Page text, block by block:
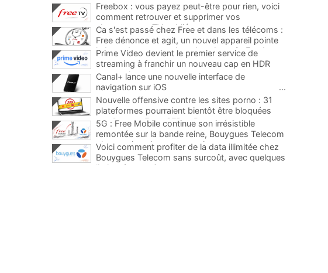
Freebox : vous payez peut-être pour rien, voici
comment retrouver et supprimer vos
abonnements TV oubliés
...
Ca s'est passé chez Free et dans les télécoms :
Free dénonce et agit, un nouvel appareil pointe
le bout de son nez chez des abonnés Freebox...
Prime Video devient le premier service de
streaming à franchir un nouveau cap en HDR
avec ce lancement
Canal+ lance une nouvelle interface de
navigation sur iOS
...
Nouvelle offensive contre les sites porno : 31
plateformes pourraient bientôt être bloquées
par Orange, Free, SFR et Bouygues
5G : Free Mobile continue son irrésistible
remontée sur la bande reine, Bouygues Telecom
plus que jamais sous pression
Voici comment profiter de la data illimitée chez
Bouygues Telecom sans surcoût, avec quelques
limites à connaître